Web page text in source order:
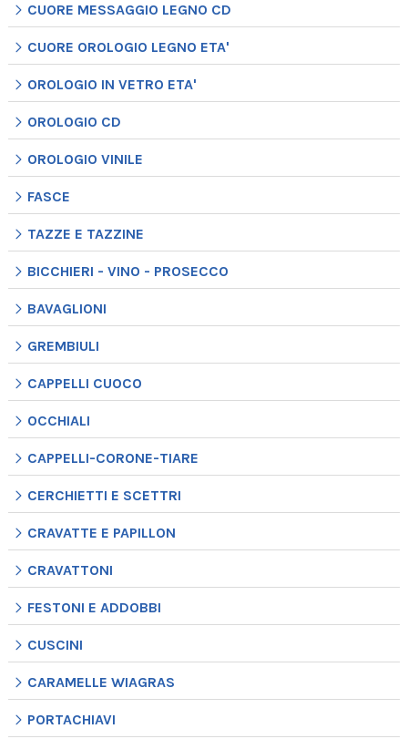
CUORE MESSAGGIO LEGNO CD
CUORE OROLOGIO LEGNO ETA'
OROLOGIO IN VETRO ETA'
OROLOGIO CD
OROLOGIO VINILE
FASCE
TAZZE E TAZZINE
BICCHIERI - VINO - PROSECCO
BAVAGLIONI
GREMBIULI
CAPPELLI CUOCO
OCCHIALI
CAPPELLI-CORONE-TIARE
CERCHIETTI E SCETTRI
CRAVATTE E PAPILLON
CRAVATTONI
FESTONI E ADDOBBI
CUSCINI
CARAMELLE WIAGRAS
PORTACHIAVI